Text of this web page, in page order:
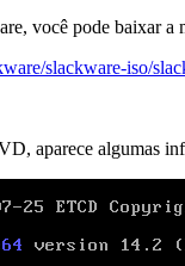
você pode baixar a
slackware-iso/
aparece algumas